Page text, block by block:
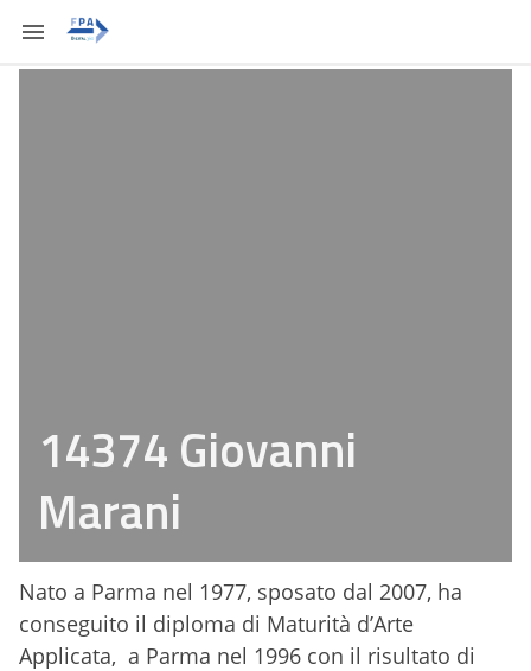
14374 Giovanni
Marani
Nato a Parma nel 1977, sposato dal 2007, ha
conseguito il diploma di Maturità d’Arte
Applicata, a Parma nel 1996 con il risultato di